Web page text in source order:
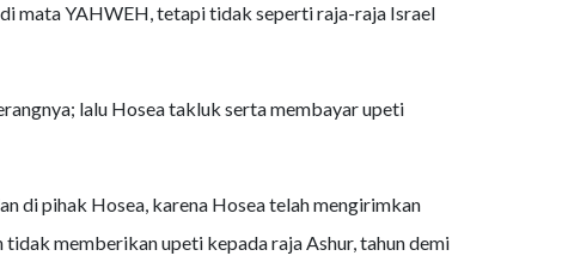
mata YAHWEH, tetapi tidak seperti raja-raja Israel
lalu Hosea takluk serta membayar upeti
di pihak Hosea, karena Hosea telah mengirimkan
tidak memberikan upeti kepada raja Ashur, tahun demi